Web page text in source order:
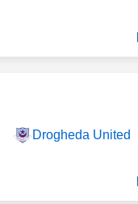
Drogheda United